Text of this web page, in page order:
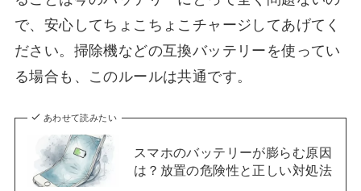
で、安心してちょこちょこチャージしてあげてく
ださい。掃除機などの互換バッテリーを使ってい
る場合も、このルールは共通です。
あわせて読みたい
スマホのバッテリーが膨らむ原因
は？放置の危険性と正しい対処法